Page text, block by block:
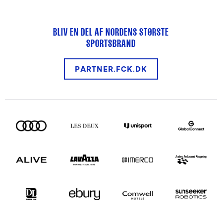
BLIV EN DEL AF NORDENS STØRSTE
SPORTSBRAND
PARTNER.FCK.DK